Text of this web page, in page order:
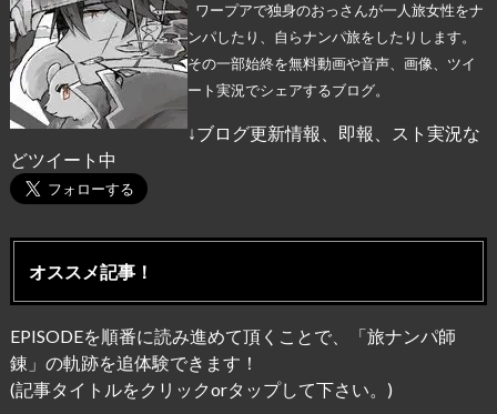
ワープアで独身のおっさんが一人旅女性をナ
ンパしたり、自らナンパ旅をしたりします。
その一部始終を無料動画や音声、画像、ツイ
ート実況でシェアするブログ。
↓ブログ更新情報、即報、スト実況な
どツイート中
オススメ記事！
EPISODEを順番に読み進めて頂くことで、「旅ナンパ師
錬」の軌跡を追体験できます！
(記事タイトルをクリックorタップして下さい。)